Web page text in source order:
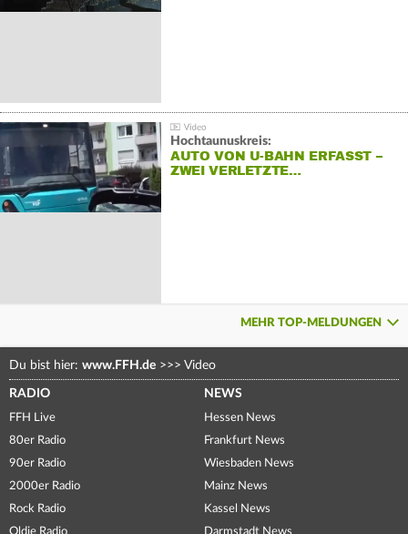
Hochtaunuskreis:
AUTO VON U-BAHN ERFASST –
ZWEI VERLETZTE…
MEHR TOP-MELDUNGEN
Du bist hier: www.FFH.de >>> Video
RADIO
FFH Live
80er Radio
90er Radio
2000er Radio
Rock Radio
Oldie Radio
NEWS
Hessen News
Frankfurt News
Wiesbaden News
Mainz News
Kassel News
Darmstadt News